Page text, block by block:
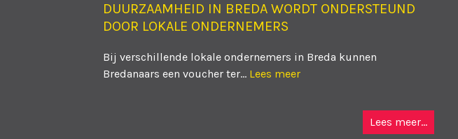
DUURZAAMHEID IN BREDA WORDT ONDERSTEUND
DOOR LOKALE ONDERNEMERS
Bij verschillende lokale ondernemers in Breda kunnen
Bredanaars een voucher ter... Lees meer
Lees meer...